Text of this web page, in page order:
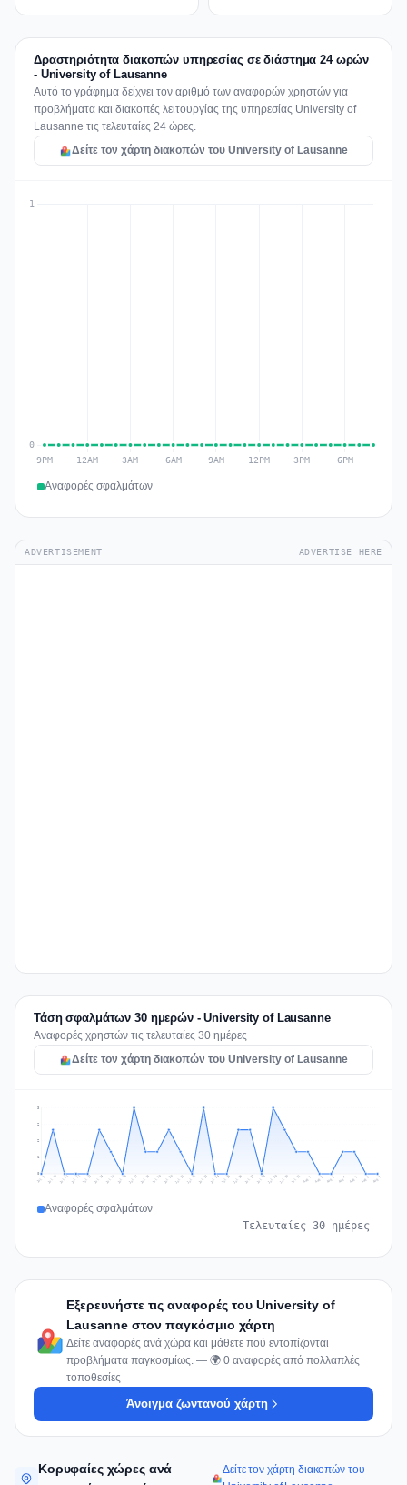
Δραστηριότητα διακοπών υπηρεσίας σε διάστημα 24 ωρών
- University of Lausanne
Αυτό το γράφημα δείχνει τον αριθμό των αναφορών χρηστών για
προβλήματα και διακοπές λειτουργίας της υπηρεσίας University of
Lausanne τις τελευταίες 24 ώρες.
Δείτε τον χάρτη διακοπών του University of Lausanne
Αναφορές σφαλμάτων
ADVERTISEMENT ADVERTISE HERE
Τάση σφαλμάτων 30 ημερών - University of Lausanne
Αναφορές χρηστών τις τελευταίες 30 ημέρες
Δείτε τον χάρτη διακοπών του University of Lausanne
1
2
2
3
Jul 9 Jul 10 Jul 11 Jul 12 Jul 13 Jul 14 Jul 15 Jul 16 Jul 17 Jul 18 Jul 19 Jul 20 Jul 21 Jul 22 Jul 23 Jul 24 Jul 25 Jul 26 Jul 27 Jul 28 Jul 29 Jul 30 Jul 31 Aug 1 Aug 2 Aug 3 Aug 4 Aug 5 Aug 6 Aug 7
Αναφορές σφαλμάτων
Τελευταίες 30 ημέρες
Εξερευνήστε τις αναφορές του University of
Lausanne στον παγκόσμιο χάρτη
Δείτε αναφορές ανά χώρα και μάθετε πού εντοπίζονται
προβλήματα παγκοσμίως. — 🌍 0 αναφορές από πολλαπλές
τοποθεσίες
Άνοιγμα ζωντανού χάρτη
Κορυφαίες χώρες ανά
Δείτε τον χάρτη διακοπών του